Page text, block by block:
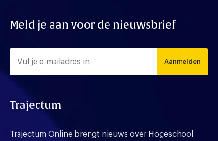
Meld je aan voor de nieuwsbrief
Aanmelden
Trajectum
Trajectum Online brengt nieuws over Hogeschool